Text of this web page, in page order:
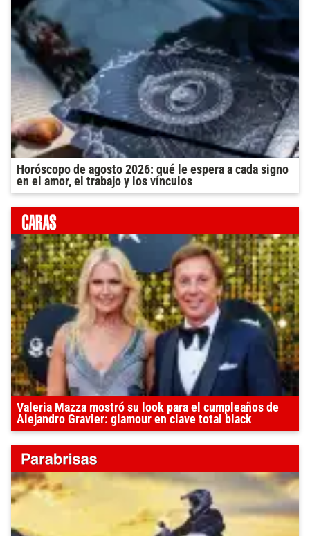
Horóscopo de agosto 2026: qué le espera a cada signo
en el amor, el trabajo y los vínculos
Valeria Mazza mostró su look para el cumpleaños de
Alejandro Gravier: glamour en clave total black